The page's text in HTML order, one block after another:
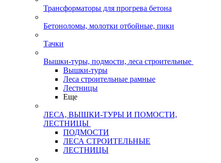
Трансформаторы для прогрева бетона
Бетоноломы, молотки отбойные, пики
Тачки
Вышки-туры, подмости, леса строительные
Вышки-туры
Леса строительные рамные
Лестницы
Еще
ЛЕСА, ВЫШКИ-ТУРЫ И ПОМОСТИ,
ЛЕСТНИЦЫ
ПОДМОСТИ
ЛЕСА СТРОИТЕЛЬНЫЕ
ЛЕСТНИЦЫ